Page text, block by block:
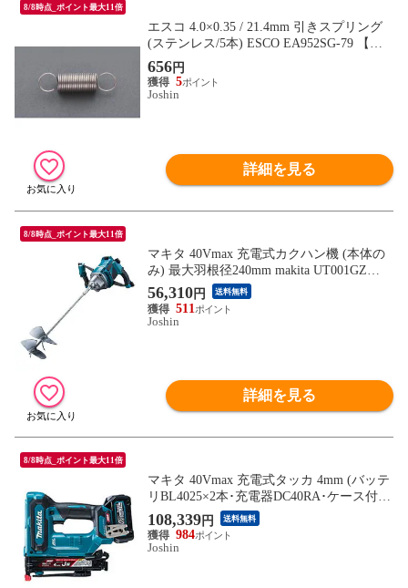
8/8時点_ポイント最大11倍
エスコ 4.0×0.35 / 21.4mm 引きスプリング
(ステンレス/5本) ESCO EA952SG-79 【返
品種別B】
656円
5
Joshin
詳細を見る
8/8時点_ポイント最大11倍
マキタ 40Vmax 充電式カクハン機 (本体の
み) 最大羽根径240mm makita UT001GZ
【返品種別B】
56,310円 送料無料
511
Joshin
詳細を見る
8/8時点_ポイント最大11倍
マキタ 40Vmax 充電式タッカ 4mm (バッテ
リBL4025×2本･充電器DC40RA･ケース付
き) makita ST001GRDX 【返品種別B】
108,339円 送料無料
984
Joshin